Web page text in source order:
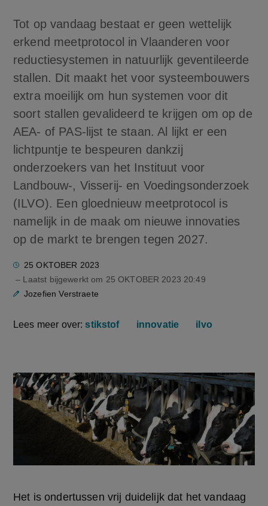
Tot op vandaag bestaat er geen wettelijk
erkend meetprotocol in Vlaanderen voor
reductiesystemen in natuurlijk geventileerde
stallen. Dit maakt het voor systeembouwers
extra moeilijk om hun systemen voor dit
soort stallen gevalideerd te krijgen om op de
AEA- of PAS-lijst te staan. Al lijkt er een
lichtpuntje te bespeuren dankzij
onderzoekers van het Instituut voor
Landbouw-, Visserij- en Voedingsonderzoek
(ILVO). Een gloednieuw meetprotocol is
namelijk in de maak om nieuwe innovaties
op de markt te brengen tegen 2027.
25 OKTOBER 2023
– Laatst bijgewerkt om 25 OKTOBER 2023 20:49
Jozefien Verstraete
Lees meer over:stikstof innovatie ilvo
Het is ondertussen vrij duidelijk dat het vandaag